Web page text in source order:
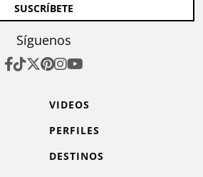
SUSCRÍBETE
Síguenos
VIDEOS
PERFILES
DESTINOS